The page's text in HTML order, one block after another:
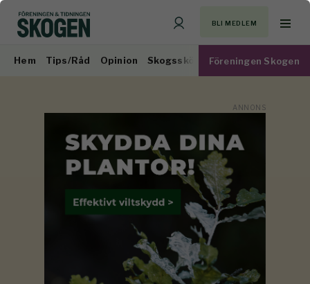
BLI MEDLEM
Hem Tips/Råd Opinion Skogsskötsel Virkesmarknad
Föreningen Skogen